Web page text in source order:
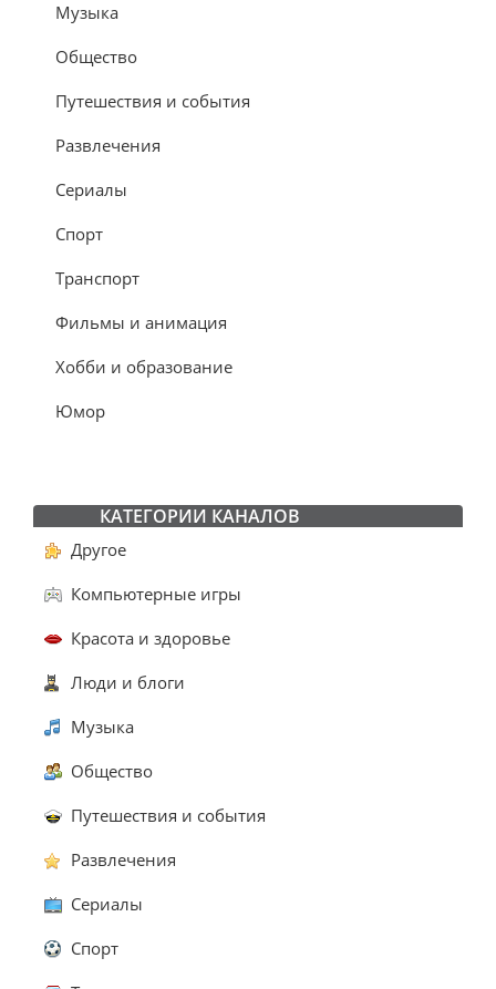
Музыка
Общество
Путешествия и события
Развлечения
Сериалы
Спорт
Транспорт
Фильмы и анимация
Хобби и образование
Юмор
КАТЕГОРИИ КАНАЛОВ
Другое
Компьютерные игры
Красота и здоровье
Люди и блоги
Музыка
Общество
Путешествия и события
Развлечения
Сериалы
Спорт